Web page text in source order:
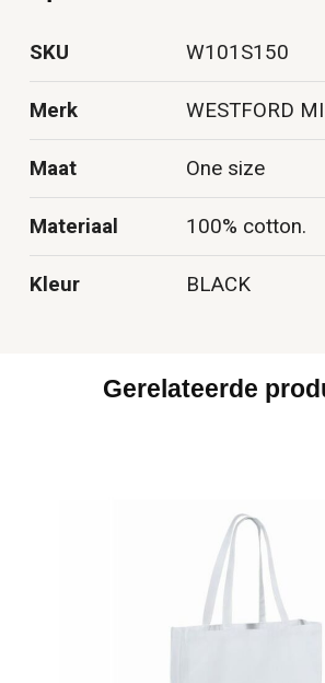
SKU W101S150
Merk WESTFORD
Maat One size
Materiaal 100% cotton.
Kleur BLACK
Gerelateerde